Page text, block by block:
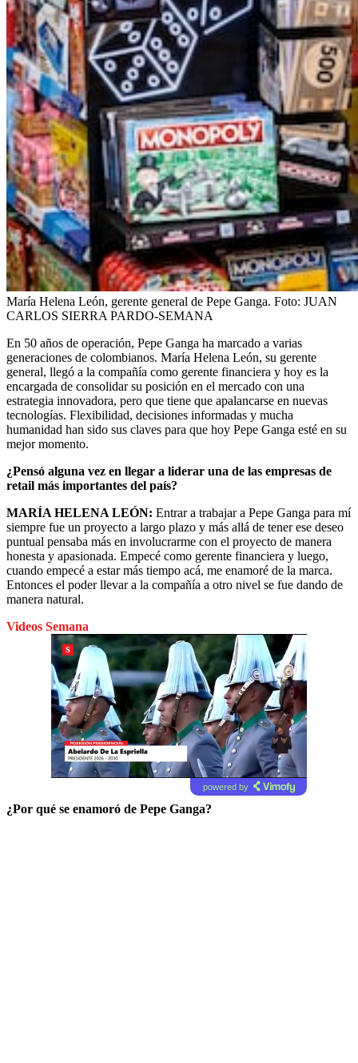
María Helena León, gerente general de Pepe Ganga. Foto: JUAN
CARLOS SIERRA PARDO-SEMANA
En 50 años de operación, Pepe Ganga ha marcado a varias
generaciones de colombianos. María Helena León, su gerente
general, llegó a la compañía como gerente financiera y hoy es la
encargada de consolidar su posición en el mercado con una
estrategia innovadora, pero que tiene que apalancarse en nuevas
tecnologías. Flexibilidad, decisiones informadas y mucha
humanidad han sido sus claves para que hoy Pepe Ganga esté en su
mejor momento.
¿Pensó alguna vez en llegar a liderar una de las empresas de
retail más importantes del país?
MARÍA HELENA LEÓN: Entrar a trabajar a Pepe Ganga para mí
siempre fue un proyecto a largo plazo y más allá de tener ese deseo
puntual pensaba más en involucrarme con el proyecto de manera
honesta y apasionada. Empecé como gerente financiera y luego,
cuando empecé a estar más tiempo acá, me enamoré de la marca.
Entonces el poder llevar a la compañía a otro nivel se fue dando de
manera natural.
Videos Semana
powered by
¿Por qué se enamoró de Pepe Ganga?